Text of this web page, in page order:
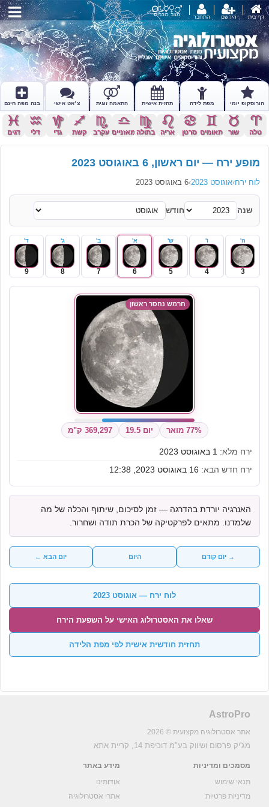
דף בית הירשם התחבר מצב כוכבים
הורוסקופ יומי מפת לידה תחזית אישית התאמה זוגית צ׳אט אישי בנה מפה חינם
a
טלה
s
שור
d
תאומים
f
סרטן
g
אריה
h
בתולה
j
מאזניים
k
עקרב
l
קשת
z
גדי
x
דלי
c
דגים
מופע ירח — יום ראשון, 6 באוגוסט 2023
לוח ירח›אוגוסט 2023 ›6 באוגוסט 2023
שנה חודש
ה'
3
ו'
4
ש'
5
א'
6
ב'
7
ג'
8
ד'
9
חרמש נחסר ראשון
77% מואר יום 19.5 369,297 ק"מ
ירח מלא:
ירח חדש הבא:
האנרגיה יורדת בהדרגה — זמן לסיכום, שיתוף והכלה של מה
שלמדנו. מתאים לפרקטיקה של הכרת תודה ושחרור.
→ יום קודם היום יום הבא ←
לוח ירח — אוגוסט 2023
שאלו את האסטרולוג האישי על השפעת הירח
תחזית חודשית אישית לפי מפת הלידה
AstroPro
אתר אסטרולוגיה מקצועית © 2026
מג'יק פרסום ושיווק בע"מ דוכיפת 14, קריית אתא
מסמכים ומדיניות
תנאי שימוש
מדיניות פרטיות
מידע באתר
אודותינו
אתרי אסטרולוגיה